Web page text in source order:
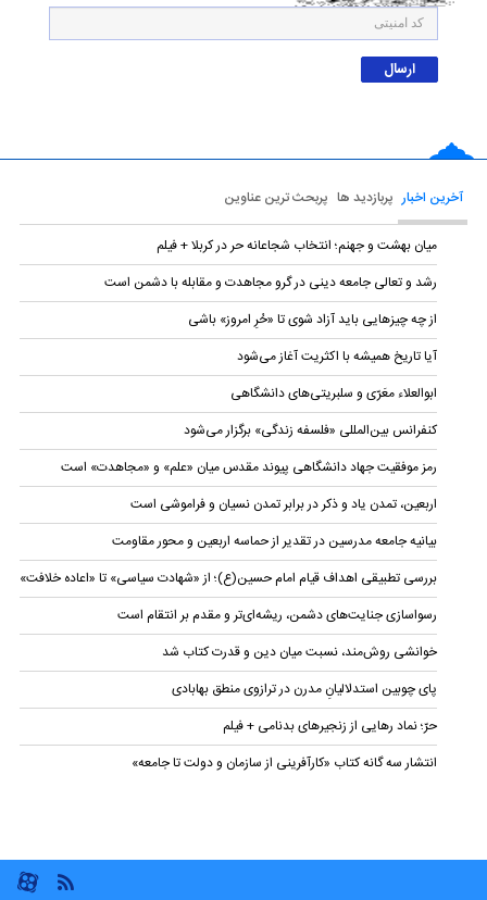
آخرین اخبار پربازدید ها پربحث ترین عناوین
میان بهشت و جهنم؛ انتخاب شجاعانه حر در کربلا + فیلم
رشد و تعالی جامعه دینی در گرو مجاهدت و مقابله با دشمن است
از چه چیزهایی باید آزاد شوی تا «حُرِ امروز» باشی
آیا تاریخ همیشه با اکثریت آغاز می‌شود
ابوالعلاء معَرّی و سلبریتی‌های دانشگاهی
کنفرانس بین‌المللی «فلسفه زندگی» برگزار می‌شود
رمز موفقیت جهاد دانشگاهی پیوند مقدس میان «علم» و «مجاهدت» است
اربعین، تمدن یاد و ذکر در برابر تمدن نسیان و فراموشی است
بیانیه‌ جامعه مدرسین در تقدیر از حماسه اربعین و محور مقاومت
بررسی تطبیقی اهداف قیام امام حسین(ع)؛ از «شهادت سیاسی» تا «اعاده خلافت»
رسواسازی جنایت‌های دشمن، ریشه‌ای‌تر و مقدم بر انتقام است
خوانشی روش‌مند، نسبت میان دین و قدرت کتاب شد
پای چوبین استدلالیانِ مدرن در ترازوی منطق بهابادی
حرّ؛ نماد رهایی از زنجیرهای بدنامی + فیلم
انتشار سه گانه کتاب «کارآفرینی از سازمان و دولت تا جامعه»